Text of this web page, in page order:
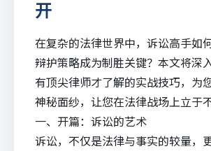
开
在复杂的法律世界中，诉讼高手如
辩护策略成为制胜关键？本文将深
有顶尖律师才了解的实战技巧，为
神秘面纱，让您在法律战场上立于
一、开篇：诉讼的艺术
诉讼，不仅是法律与事实的较量，